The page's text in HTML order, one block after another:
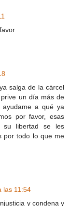
salga de la cárcel
un día más de
a qué ya
por favor, esas
su libertad se les
por todo lo que me
las 11:54
y condena y